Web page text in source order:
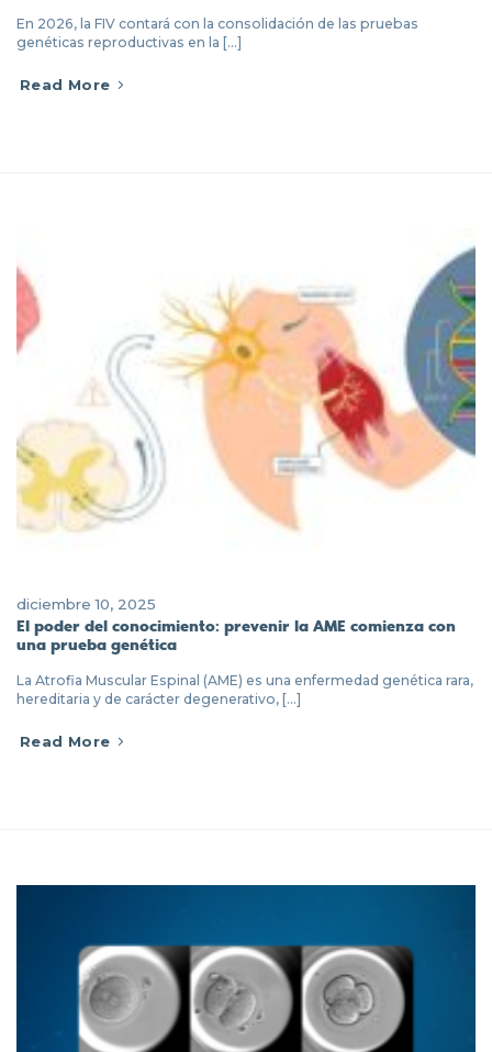
En 2026, la FIV contará con la consolidación de las pruebas
genéticas reproductivas en la [...]
Read More
diciembre 10, 2025
El poder del conocimiento: prevenir la AME comienza con
una prueba genética
La Atrofia Muscular Espinal (AME) es una enfermedad genética rara,
hereditaria y de carácter degenerativo, [...]
Read More